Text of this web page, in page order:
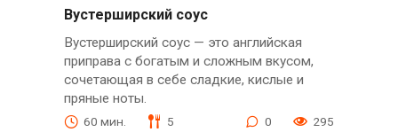
Вустерширский соус
Вустерширский соус — это английская
приправа с богатым и сложным вкусом,
сочетающая в себе сладкие, кислые и
пряные ноты.
60 мин. 5 0 295